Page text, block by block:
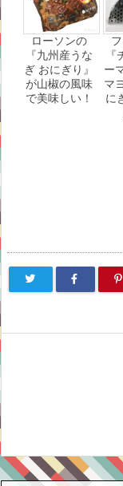
ローソンの
『九州産うな
ぎ おにぎり』
が山椒の風味
で美味しい！
ー
マ
に